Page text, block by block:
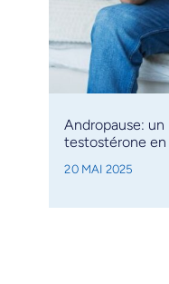
Andropause:
testostérone en
20 MAI 2025